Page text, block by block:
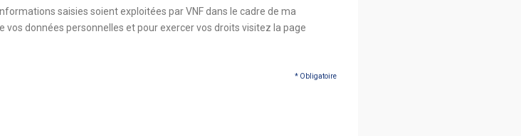
saisies soient exploitées par VNF dans le cadre de ma
vos données personnelles et pour exercer vos droits visitez la page
* Obligatoire